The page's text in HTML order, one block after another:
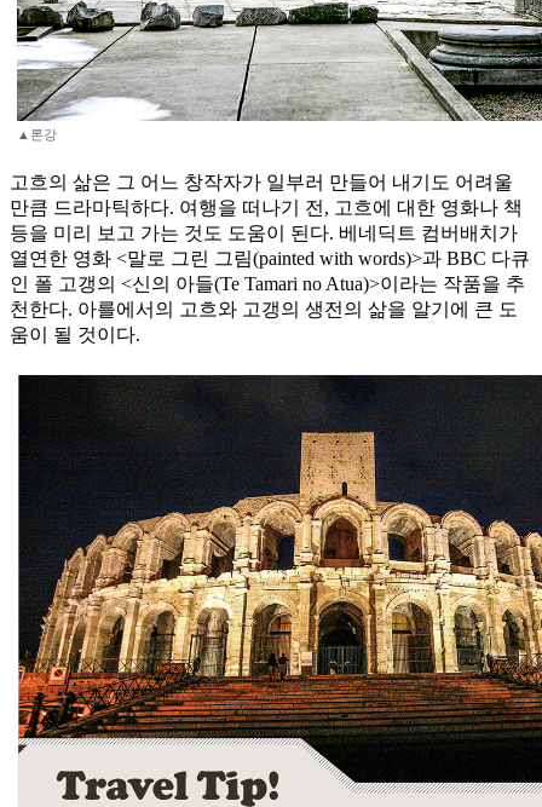
▲론강
고흐의 삶은 그 어느 창작자가 일부러 만들어 내기도 어려울
만큼 드라마틱하다. 여행을 떠나기 전, 고흐에 대한 영화나 책
등을 미리 보고 가는 것도 도움이 된다. 베네딕트 컴버배치가
열연한 영화 <말로 그린 그림(painted with words)>과 BBC 다큐
인 폴 고갱의 <신의 아들(Te Tamari no Atua)>이라는 작품을 추
천한다. 아를에서의 고흐와 고갱의 생전의 삶을 알기에 큰 도
움이 될 것이다.